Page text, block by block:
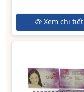
Xem chi tiết